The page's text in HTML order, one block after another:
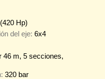
Hp)
del eje 6x4
46 m, 5 secciones,
320 bar